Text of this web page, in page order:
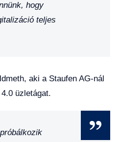
hogy
teljes
aki a Staufen AG-nál
üzletágat.